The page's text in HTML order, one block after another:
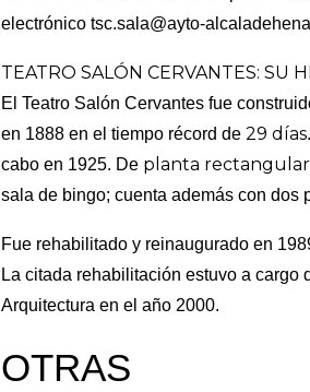
electrónicotsc.sala@ayto-
TEATRO SALÓN CERVANTES: SU
El Teatro Salón Cervantes fue
en 1888 en el tiempo récord de29 días
cabo en 1925. De planta rectangular
sala de bingo; cuenta además con dos
Fue rehabilitado y reinaugurado en
La citada rehabilitación estuvo a cargo
Arquitectura en el año 2000.
OTRAS